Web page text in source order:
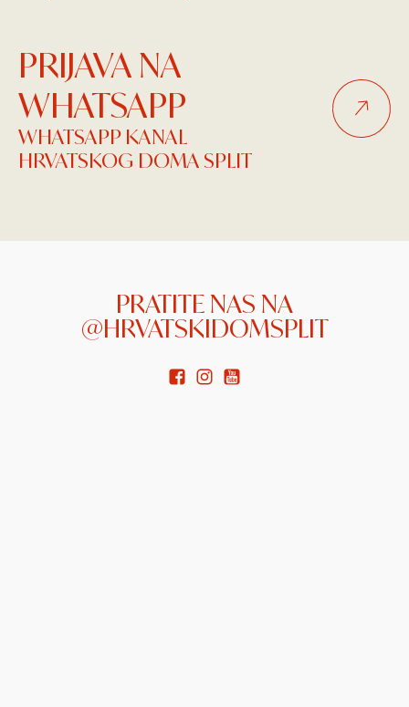
PRIJAVA NA
WHATSAPP
WHATSAPP KANAL
HRVATSKOG DOMA SPLIT
PRATITE NAS NA
@HRVATSKIDOMSPLIT